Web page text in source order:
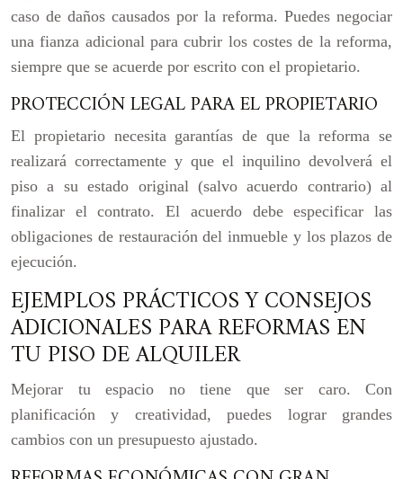
caso de daños causados por la reforma. Puedes negociar
una fianza adicional para cubrir los costes de la reforma,
siempre que se acuerde por escrito con el propietario.
PROTECCIÓN LEGAL PARA EL PROPIETARIO
El propietario necesita garantías de que la reforma se
realizará correctamente y que el inquilino devolverá el
piso a su estado original (salvo acuerdo contrario) al
finalizar el contrato. El acuerdo debe especificar las
obligaciones de restauración del inmueble y los plazos de
ejecución.
EJEMPLOS PRÁCTICOS Y CONSEJOS
ADICIONALES PARA REFORMAS EN
TU PISO DE ALQUILER
Mejorar tu espacio no tiene que ser caro. Con
planificación y creatividad, puedes lograr grandes
cambios con un presupuesto ajustado.